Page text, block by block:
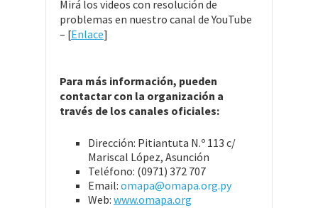
Mirá los videos con resolución de
problemas en nuestro canal de YouTube
– [Enlace]
Para más información, pueden
contactar con la organización a
través de los canales oficiales:
Dirección: Pitiantuta N.º 113 c/
Mariscal López, Asunción
Teléfono: (0971) 372 707
Email: omapa@omapa.org.py
Web: www.omapa.org